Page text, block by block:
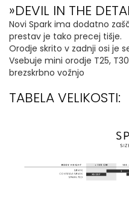
»DEVIL IN THE
Novi Spark ima dodatno
prestav je tako precej tišje.
Orodje skrito v zadnji osi je
Vsebuje mini orodje T25,
brezskrbno vožnjo
TABELA VELIKOSTI: